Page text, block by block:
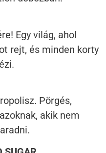
Egy világ, ahol
rejt, és minden korty
Pörgés,
akik nem